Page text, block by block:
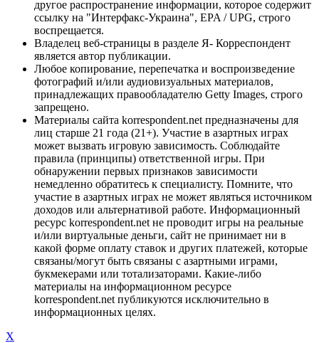
другое распространение информации, которое содержит
ссылку на "Интерфакс-Украина", EPA / UPG, строго
воспрещается.
Владелец веб-страницы в разделе Я- Корреспондент
является автор публикации.
Любое копирование, перепечатка и воспроизведение
фотографий и/или аудиовизуальных материалов,
принадлежащих правообладателю Getty Images, строго
запрещено.
Материалы сайта korrespondent.net предназначены для
лиц старше 21 года (21+). Участие в азартных играх
может вызвать игровую зависимость. Соблюдайте
правила (принципы) ответственной игры. При
обнаружении первых признаков зависимости
немедленно обратитесь к специалисту. Помните, что
участие в азартных играх не может являться источником
доходов или альтернативой работе. Информационный
ресурс korrespondent.net не проводит игры на реальные
и/или виртуальные деньги, сайт не принимает ни в
какой форме оплату ставок и других платежей, которые
связаны/могут быть связаны с азартными играми,
букмекерами или тотализаторами. Какие-либо
материалы на информационном ресурсе
korrespondent.net публикуются исключительно в
информационных целях.
X